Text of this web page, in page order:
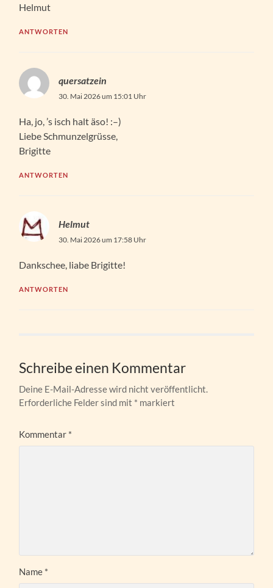
Helmut
ANTWORTEN
quersatzein
30. Mai 2026 um 15:01 Uhr
Ha, jo, ’s isch halt äso! :–)
Liebe Schmunzelgrüsse,
Brigitte
ANTWORTEN
Helmut
30. Mai 2026 um 17:58 Uhr
Dankschee, liabe Brigitte!
ANTWORTEN
Schreibe einen Kommentar
Deine E-Mail-Adresse wird nicht veröffentlicht.
Erforderliche Felder sind mit * markiert
Kommentar *
Name *